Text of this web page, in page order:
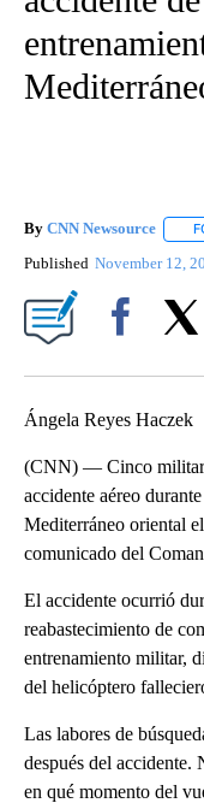
By CNN Newsource
Published November 12,
Ángela Reyes Haczek
(CNN) — Cinco
accidente aéreo
Mediterráneo oriental
comunicado del
El accidente ocurrió
reabastecimiento de
entrenamiento militar,
del helicóptero
Las labores de
después del accidente.
en qué momento del